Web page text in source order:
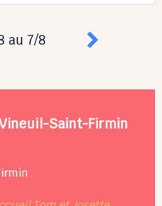
au 7/8
Saint-Firmin